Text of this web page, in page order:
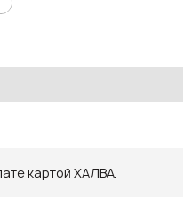
картой ХАЛВА.